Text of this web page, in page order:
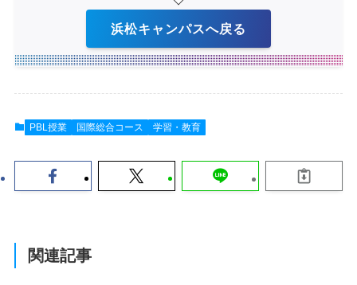
浜松キャンパスへ戻る
PBL授業 国際総合コース 学習・教育
関連記事